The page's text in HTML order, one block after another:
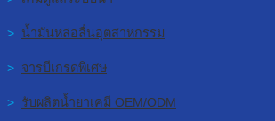
> น้ำมันหล่อลื่นอุตสาหกรรม
> จารบีเกรดพิเศษ
> รับผลิตน้ำยาเคมี OEM/ODM